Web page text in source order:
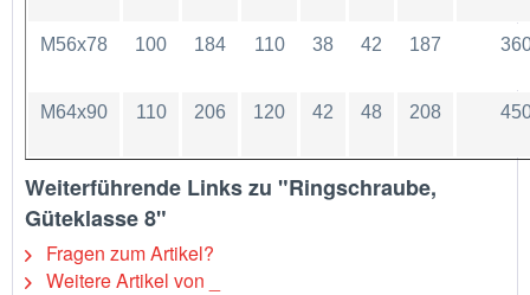
M56x78 100 184 110 38 42 187
M64x90 110 206 120 42 48 208
Weiterführende Links zu "Ringschraube,
Güteklasse 8"
Fragen zum Artikel?
Weitere Artikel von _